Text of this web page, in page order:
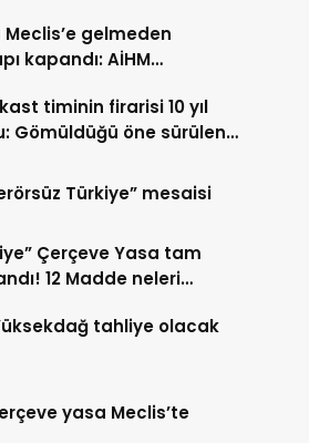
gelmeden
kapandı: AİHM
timinin firarisi 10 yıl
Gömüldüğü öne sürülen
Türkiye” mesaisi
Çerçeve Yasa tam
12 Madde neleri
tahliye olacak
yasa Meclis’te